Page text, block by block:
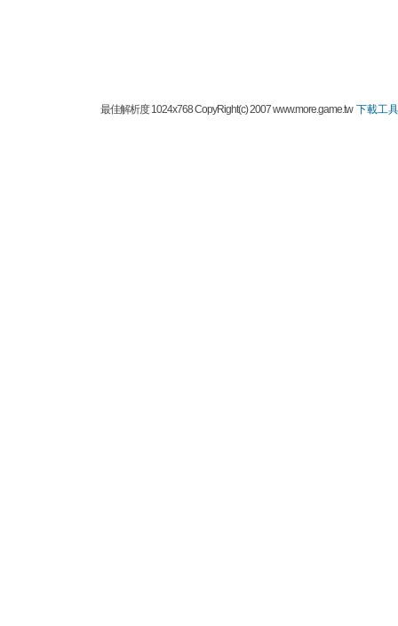
最佳解析度 1024x768 CopyRight(c) 2007 www.more.game.tw下載工